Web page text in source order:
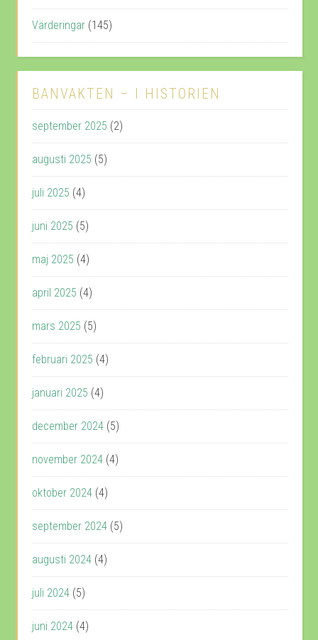
Värderingar (145)
BANVAKTEN – I HISTORIEN
september 2025 (2)
augusti 2025 (5)
juli 2025 (4)
juni 2025 (5)
maj 2025 (4)
april 2025 (4)
mars 2025 (5)
februari 2025 (4)
januari 2025 (4)
december 2024 (5)
november 2024 (4)
oktober 2024 (4)
september 2024 (5)
augusti 2024 (4)
juli 2024 (5)
juni 2024 (4)